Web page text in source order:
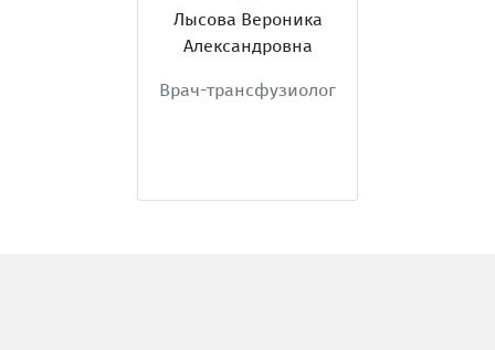
Лысова Вероника
Александровна
Врач-трансфузиолог